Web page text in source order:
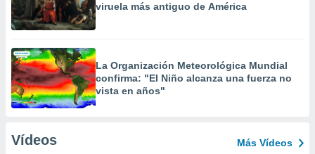
viruela más antiguo de América
La Organización Meteorológica Mundial
confirma: "El Niño alcanza una fuerza no
vista en años"
Vídeos Más Vídeos